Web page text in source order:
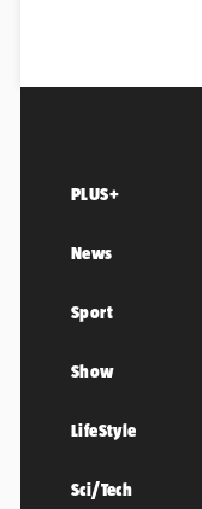
PLUS+
News
Sport
Show
LifeStyle
Sci/Tech